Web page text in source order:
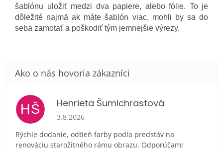
šablónu uložiť medzi dva papiere, alebo fólie. To je
dôležité najmä ak máte šablón viac, mohli by sa do
seba zamotať a poškodiť tým jemnejšie výrezy.
HŠ Henrieta Šumichrastová
Hodnotenie obchodu je 5 z 5 hviezdičiek.
3.8.2026
Rýchle dodanie, odtieň farby podľa predstáv na
renováciu starožitného rámu obrazu. Odporúčam!